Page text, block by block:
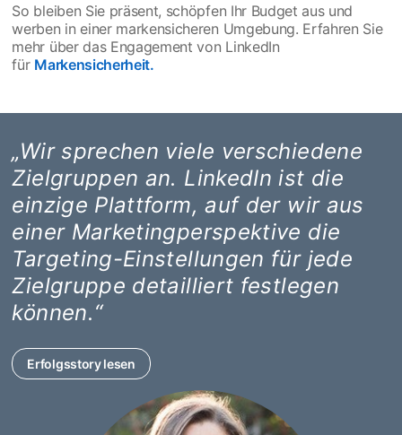
So bleiben Sie präsent, schöpfen Ihr Budget aus und
werben in einer markensicheren Umgebung. Erfahren Sie
mehr über das Engagement von LinkedIn
für Markensicherheit.
„Wir sprechen viele verschiedene
Zielgruppen an. LinkedIn ist die
einzige Plattform, auf der wir aus
einer Marketingperspektive die
Targeting-Einstellungen für jede
Zielgruppe detailliert festlegen
können.“
Erfolgsstory lesen
opens in a new tab